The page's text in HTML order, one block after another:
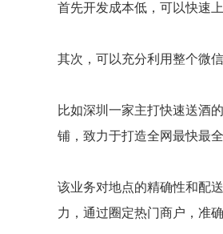
首先开发成本低，可以快速
其次，可以充分利用整个微
比如深圳一家主打快速送酒
铺，致力于打造全网最快最
该业务对地点的精确性和配
力，通过圈定热门商户，准